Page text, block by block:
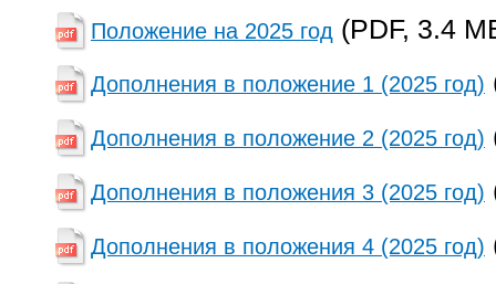
Положение на 2025 год (PDF, 3.4
Дополнения в положение 1 (2025 год)
Дополнения в положение 2 (2025 год)
Дополнения в положения 3 (2025 год)
Дополнения в положения 4 (2025 год)